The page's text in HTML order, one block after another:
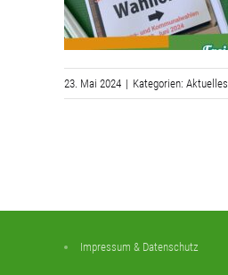
23. Mai 2024 | Kategorien: Aktuelles
Impressum & Datenschutz